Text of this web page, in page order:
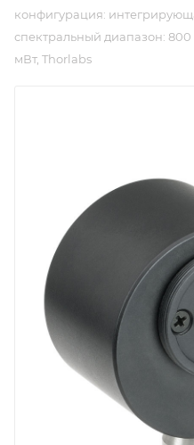
конфигурация:
спектральный диапазон:
мВт, Thorlabs